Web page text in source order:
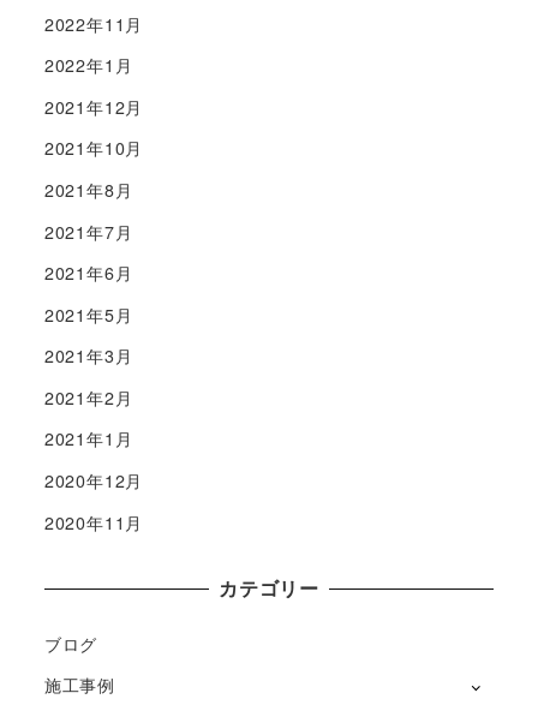
2022年11月
2022年1月
2021年12月
2021年10月
2021年8月
2021年7月
2021年6月
2021年5月
2021年3月
2021年2月
2021年1月
2020年12月
2020年11月
カテゴリー
ブログ
施工事例